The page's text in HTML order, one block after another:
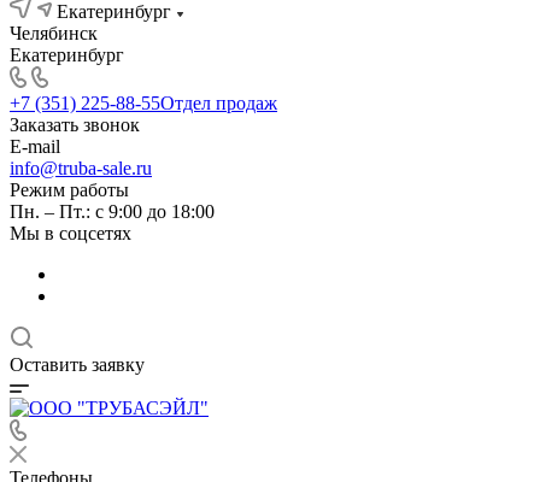
Екатеринбург
Челябинск
Екатеринбург
+7 (351) 225-88-55Отдел продаж
Заказать звонок
E-mail
info@truba-sale.ru
Режим работы
Пн. – Пт.: с 9:00 до 18:00
Мы в соцсетях
Оставить заявку
Телефоны